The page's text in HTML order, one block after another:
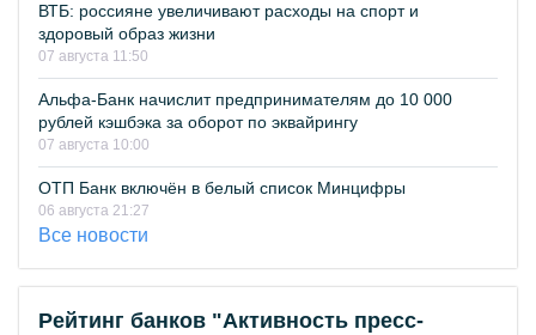
ВТБ: россияне увеличивают расходы на спорт и
здоровый образ жизни
07 августа 11:50
Альфа-Банк начислит предпринимателям до 10 000
рублей кэшбэка за оборот по эквайрингу
07 августа 10:00
ОТП Банк включён в белый список Минцифры
06 августа 21:27
Все новости
Рейтинг банков "Активность пресс-